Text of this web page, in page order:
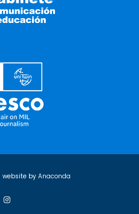
website by Anaconda